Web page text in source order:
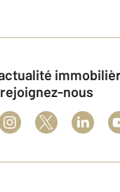
rejoignez-nous